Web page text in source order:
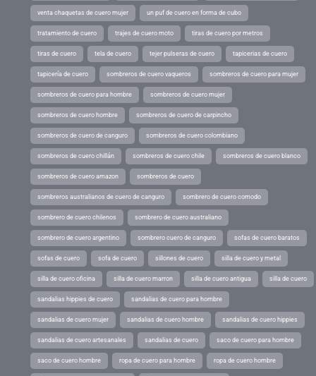
venta chaquetas de cuero mujer un puf de cuero en forma de cubo
tratamiento de cuero trajes de cuero moto tiras de cuero por metros
tiras de cuero tela de cuero tejer pulseras de cuero tapicerias de cuero
tapicería de cuero sombreros de cuero vaqueros sombreros de cuero para mujer
sombreros de cuero para hombre sombreros de cuero mujer
sombreros de cuero hombre sombreros de cuero de carpincho
sombreros de cuero de canguro sombreros de cuero colombiano
sombreros de cuero chillán sombreros de cuero chile sombreros de cuero blanco
sombreros de cuero amazon sombreros de cuero
sombreros australianos de cuero de canguro sombrero de cuero comodo
sombrero de cuero chilenos sombrero de cuero australiano
sombrero de cuero argentino sombrero cuero de canguro sofas de cuero baratos
sofas de cuero sofa de cuero sillones de cuero silla de cuero y metal
silla de cuero oficina silla de cuero marron silla de cuero antigua silla de cuero
sandalias hippies de cuero sandalias de cuero para hombre
sandalias de cuero mujer sandalias de cuero hombre sandalias de cuero hippies
sandalias de cuero artesanales sandalias de cuero saco de cuero para hombre
saco de cuero hombre ropa de cuero para hombre ropa de cuero hombre